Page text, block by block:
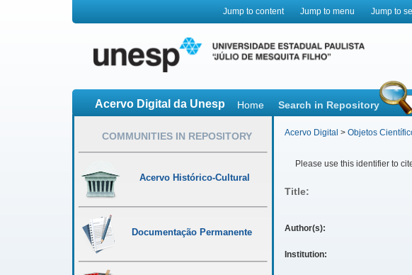
Jump to content Jump to menu Jump to
Acervo Digital da Unesp Home Search in Repository
COMMUNITIES IN REPOSITORY
Acervo Histórico-Cultural
Documentação Permanente
Acervo Digital > Objetos
Please use this identifier to
Title:
Author(s):
Institution: